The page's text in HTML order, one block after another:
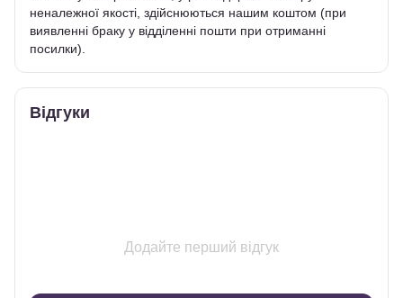
неналежної якості, здійснюються нашим коштом (при
виявленні браку у відділенні пошти при отриманні
посилки).
Відгуки
Додайте перший відгук